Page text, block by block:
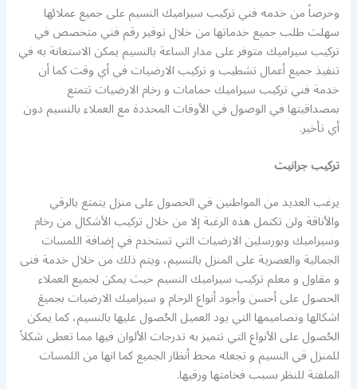
وحرصاً من خدمه فني تركيب سيراميك النسيم على جميع عملائها
سهلت طلب جميع خدماتها من خلال توفير رقم فني متخصص في
تركيب سيراميك متوفر على مدار الساعة بالنسيم يمكن الاستعانة به في
تنفيذ جميع أعمال تشطيب و تركيب الارضيات في أي وقت كما أن
خدمة فني تركيب سيراميك حمامات و رخام الارضيات تتمتع
بمصداقيتها في الوصول في الأوقات المحددة مع العملاء بالنسيم دون
أي تأخير.
تركيب جرانيت
يرغب العديد من المواطنين في الحصول على منزل يتمتع بالرقي
والأناقة ولن تكتمل هذه الرغبة إلا من خلال تركيب الأشكال من رخام
وسيراميك وبورسلين الارضيات التي تستخدم في إضافة اللمسات
الجمالية والعصرية على المنزل بالنسيم، ويتم ذلك من خلال خدمة فنى
و مقاول و معلم تركيب سيراميك النسيم حيث يمكن لجميع العملاء
الحصول على أحسن وأجود أنواع الرخام و سيراميك الارضيات بجميعَ
اشكالها وتصاميمها التي يود العميل الحُصول عليها بالنسيم، كما يمكن
الحُصول على الأنواع التي تتميز به تدرجات الألوان فيها مما تعطى شكلاً
للمنزل في النسيم و تجعله محط أنظار الجميع كما انها من اللمسات
الملفتة للنظر بسبب فخامتها ورقيها.